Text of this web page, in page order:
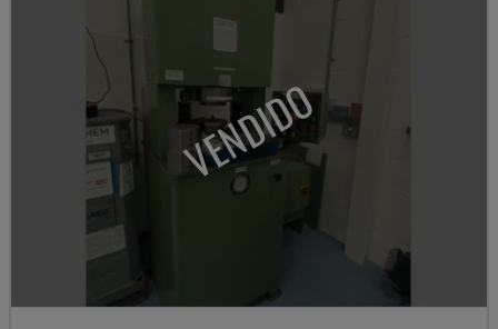
VENDIDO